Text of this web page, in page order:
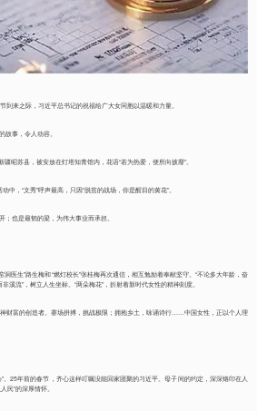
到来之际，习近平总书记的祝福给广大女同胞以温暖和力量。
事，令人动容。
昭苏县，被安放在灯塔知青馆内，花语“若为热爱，便所向披靡”。
中，“文秀”呼声最高，只因“脱贫的战场，你是醒目的黄花”。
也是最韧的梁，为伟大事业而承担。
洞医生”路生梅和“燃灯校长”张桂梅再次通信，相互勉励着奉献坚守。“不论多大年龄，奋
溪流”，树立人生坐标。“两朵梅花”，折射着新时代女性的精神刻度。
神财富的创造者。赛场拼搏，挑战极限；拥抱乡土，咏诵诗行……中国女性，正以个人理
。25年前的春节，齐心这样叮嘱没能回家团聚的习近平。母子间的约定，深深烙印在人
民”的深厚情怀。